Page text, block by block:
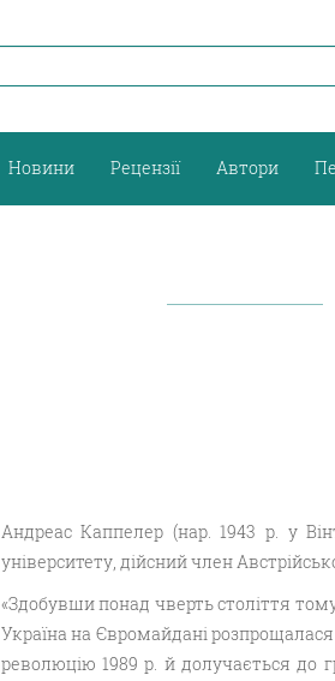
Новини Рецензії Автори
Андреас Каппелер (нар. 1943 р. у
університету, дійсний член
«Здобувши понад чверть століття
Україна на Євромайдані
революцію 1989 р. й долучається до